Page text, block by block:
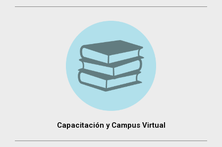
Capacitación y Campus Virtual